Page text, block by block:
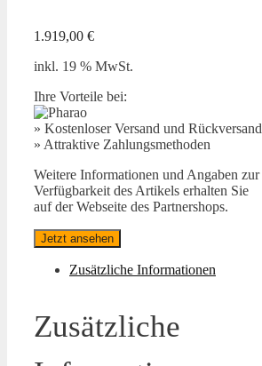
1.919,00 €
inkl. 19 % MwSt.
Ihre Vorteile bei:
» Kostenloser Versand und Rückversand
» Attraktive Zahlungsmethoden
Weitere Informationen und Angaben zur
Verfügbarkeit des Artikels erhalten Sie
auf der Webseite des Partnershops.
Jetzt ansehen
Zusätzliche Informationen
Zusätzliche